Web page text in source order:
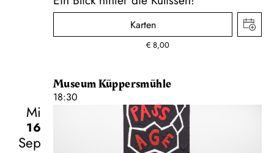
Karten
€ 8,00
Museum Küppersmühle
18:30
Mi
16
Sep